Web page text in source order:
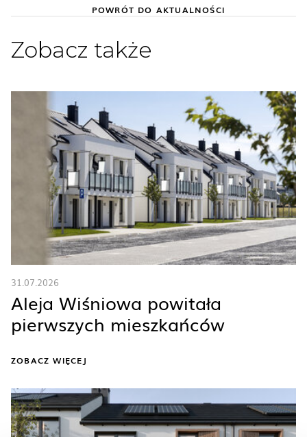
POWRÓT DO AKTUALNOŚCI
Zobacz także
31.07.2026
Aleja Wiśniowa powitała
pierwszych mieszkańców
ZOBACZ WIĘCEJ